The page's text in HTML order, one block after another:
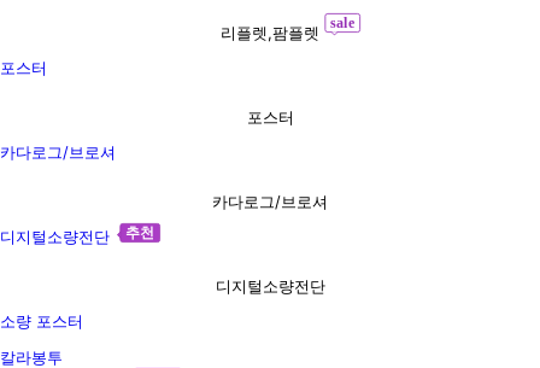
리플렛,팜플렛 sale
포스터
포스터
카다로그/브로셔
카다로그/브로셔
디지털소량전단
추천
디지털소량전단
소량 포스터
칼라봉투